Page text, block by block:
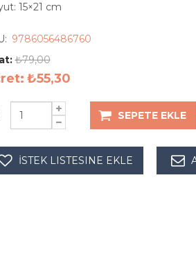
15×21 cm
9786056486760
₺79,00
₺55,30
SEPETE EKLE
İSTEK LISTESINE EKLE